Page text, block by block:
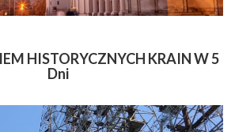
HISTORYCZNYCH KRAIN W 5
Dni